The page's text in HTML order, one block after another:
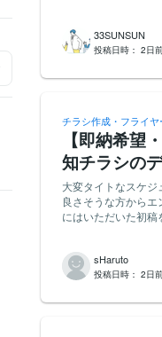
運用実績がある方
可能な方 ・制作データ（
フォリオ）をご提示
33SUNSUN
投稿日時： 2日
チラシ作成・フライヤ
【即納希望
知チラシの
大変タイトなスケジ
良さそうな方からエ
にはいただいた初
ケジュールですのでご安心ください） 【業務内容】
シのデザインおよび
び修正対応をお願
sHaruto
投稿日時： 2日